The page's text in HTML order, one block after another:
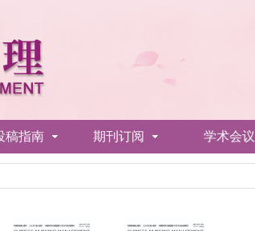
稿指南 期刊订阅 学术会议